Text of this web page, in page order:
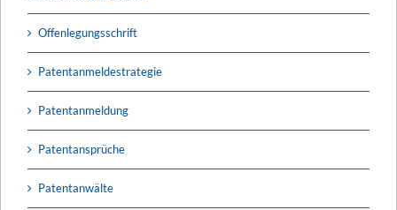
Offenlegungsschrift
Patentanmeldestrategie
Patentanmeldung
Patentansprüche
Patentanwälte